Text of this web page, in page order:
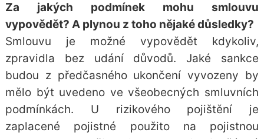
Za jakých podmínek mohu smlouvu
vypovědět? A plynou z toho nějaké důsledky?
Smlouvu je možné vypovědět kdykoliv,
zpravidla bez udání důvodů. Jaké sankce
budou z předčasného ukončení vyvozeny by
mělo být uvedeno ve všeobecných smluvních
podmínkách. U rizikového pojištění je
zaplacené pojistné použito na pojistnou